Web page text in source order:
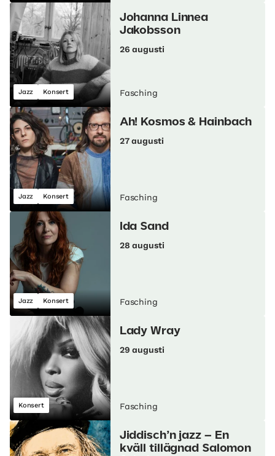
Jazz Konsert
Johanna Linnea
Jakobsson
26 augusti
Fasching
Jazz Konsert
Ah! Kosmos & Hainbach
27 augusti
Fasching
Jazz Konsert
Ida Sand
28 augusti
Fasching
Konsert
Lady Wray
29 augusti
Fasching
Jiddisch’n jazz – En
kväll tillägnad Salomon